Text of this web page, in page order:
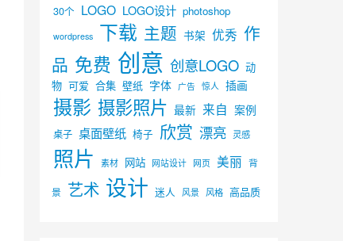
30个 LOGO LOGO设计 photoshop
wordpress 下载 主题 书架 优秀 作
品 免费 创意 创意LOGO 动
物 可爱 合集 壁纸 字体 广告 惊人 插画
摄影 摄影照片 最新 来自 案例
桌子 桌面壁纸 椅子 欣赏 漂亮 灵感
照片 素材 网站 网站设计 网页 美丽 背
景 艺术 设计 迷人 风景 风格 高品质